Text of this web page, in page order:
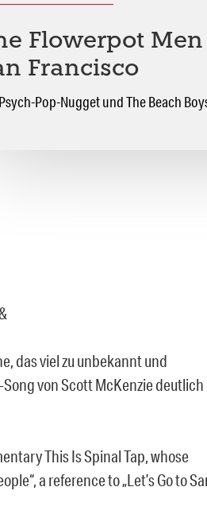
Flowerpot Men
Francisco
Pop-Nugget und The Beach
das viel zu unbekannt und
von Scott McKenzie deutlich
This Is Spinal Tap, whose
a reference to „Let’s Go to